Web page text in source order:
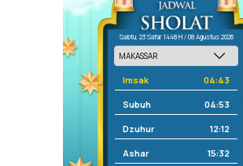
Sabtu, 23 Safar 1448 H / 08 Agustus 2026
Imsak 04:43
Subuh 04:53
Dzuhur 12:12
Ashar 15:32